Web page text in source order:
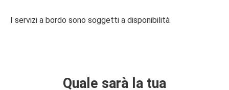
I servizi a bordo sono soggetti a disponibilità
Quale sarà la tua